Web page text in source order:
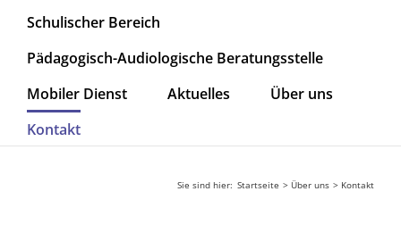
Schulischer Bereich
Pädagogisch-Audiologische Beratungsstelle
Mobiler Dienst
Aktuelles
Über uns
Kontakt
Sie sind hier: Startseite Über uns Kontakt